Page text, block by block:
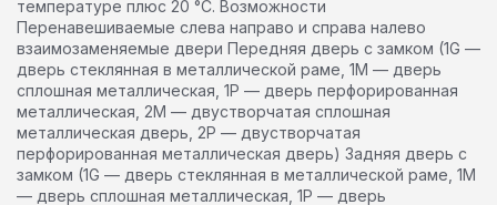
температуре плюс 20 °С. Возможности
Перенавешиваемые слева направо и справа налево
взаимозаменяемые двери Передняя дверь с замком (1G —
дверь стеклянная в металлической раме, 1M — дверь
сплошная металлическая, 1P — дверь перфорированная
металлическая, 2М — двустворчатая сплошная
металлическая дверь, 2Р — двустворчатая
перфорированная металлическая дверь) Задняя дверь с
замком (1G — дверь стеклянная в металлической раме, 1M
— дверь сплошная металлическая, 1P — дверь